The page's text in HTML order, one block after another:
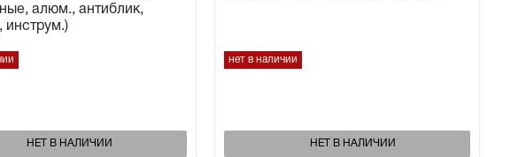
алюм., антиблик,
инструм.)
НЕТ В НАЛИЧИИ
нет в наличии
НЕТ В НАЛИЧИИ